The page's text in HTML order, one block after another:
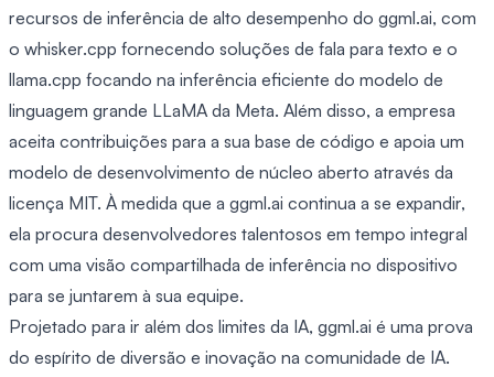
recursos de inferência de alto desempenho do ggml.ai, com
o whisker.cpp fornecendo soluções de fala para texto e o
llama.cpp focando na inferência eficiente do modelo de
linguagem grande LLaMA da Meta. Além disso, a empresa
aceita contribuições para a sua base de código e apoia um
modelo de desenvolvimento de núcleo aberto através da
licença MIT. À medida que a ggml.ai continua a se expandir,
ela procura desenvolvedores talentosos em tempo integral
com uma visão compartilhada de inferência no dispositivo
para se juntarem à sua equipe.
Projetado para ir além dos limites da IA, ggml.ai é uma prova
do espírito de diversão e inovação na comunidade de IA.